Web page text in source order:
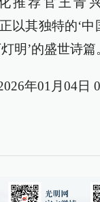
以其独特的‘中
明’的盛世诗篇
年01月04日